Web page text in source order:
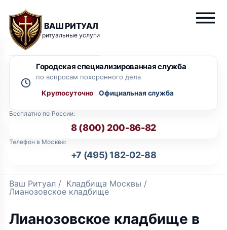
ВАШ РИТУАЛ
ритуальные услуги
Бесплатно по России:
8 (800) 200-86-82
Телефон в Москве:
+7 (495) 182-02-88
Городская специализированная служба
по вопросам похоронного дела
Круглосуточно
Ваш Ритуал / Кладбища Москвы /
Лианозовское кладбище
Лианозовское кладбище в